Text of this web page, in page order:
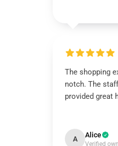
The shopping
notch. The
provided great
A Alice
Verified